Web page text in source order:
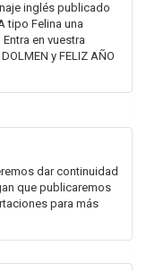
inglés publicado
tipo Felina una
en vuestra
y FELIZ AÑO
dar continuidad
que publicaremos
para más